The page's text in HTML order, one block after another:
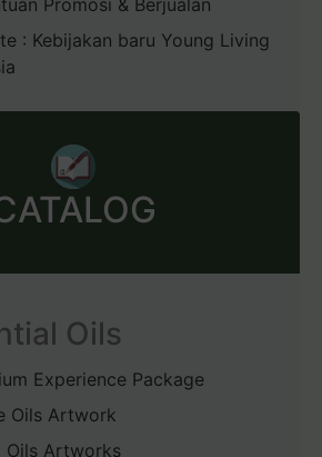
Promosi & Berjualan
: Kebijakan baru Young Living
Oils
Experience Package
Oils Artwork
Oils Artworks